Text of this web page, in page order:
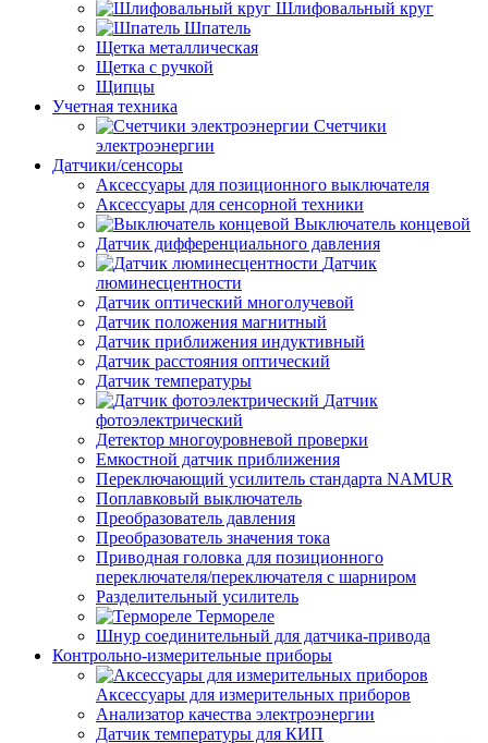
Шлифовальный круг
Шпатель
Щетка металлическая
Щетка с ручкой
Щипцы
Учетная техника
Счетчики
электроэнергии
Датчики/сенсоры
Аксессуары для позиционного выключателя
Аксессуары для сенсорной техники
Выключатель концевой
Датчик дифференциального давления
Датчик
люминесцентности
Датчик оптический многолучевой
Датчик положения магнитный
Датчик приближения индуктивный
Датчик расстояния оптический
Датчик температуры
Датчик
фотоэлектрический
Детектор многоуровневой проверки
Емкостной датчик приближения
Переключающий усилитель стандарта NAMUR
Поплавковый выключатель
Преобразователь давления
Преобразователь значения тока
Приводная головка для позиционного
переключателя/переключателя с шарниром
Разделительный усилитель
Термореле
Шнур соединительный для датчика-привода
Контрольно-измерительные приборы
Аксессуары для измерительных приборов
Анализатор качества электроэнергии
Датчик температуры для КИП